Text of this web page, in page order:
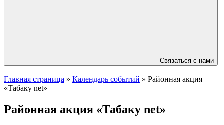
Связаться с нами
Главная страница » Календарь событий » Районная акция
«Табаку net»
Районная акция «Табаку net»